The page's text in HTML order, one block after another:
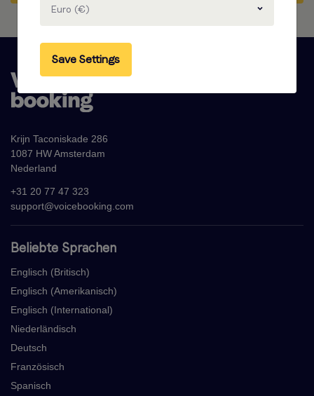
Beliebte Sprachen
Englisch (Britisch)
Englisch (Amerikanisch)
Englisch (International)
Niederländisch
Deutsch
Französisch
Spanisch
Krijn Taconiskade 286
1087 HW Amsterdam
Nederland
+31 20 77 47 323
support@voicebooking.com
Euro (€)
Save Settings